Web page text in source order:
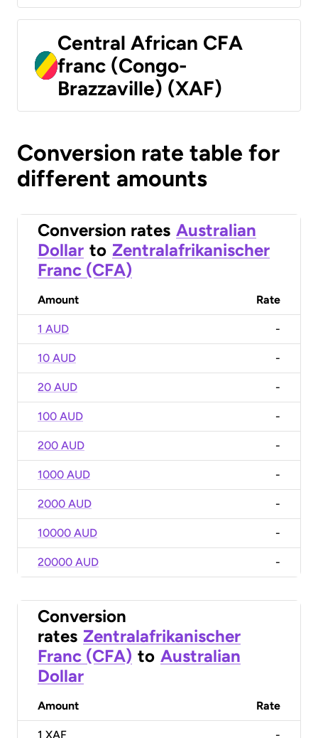
Central African CFA
franc (Congo-
Brazzaville) (XAF)
Conversion rate table for
different amounts
Conversion rates Australian
Dollar to Zentralafrikanischer
Franc (CFA)
Amount Rate
1 AUD -
10 AUD -
20 AUD -
100 AUD -
200 AUD -
1000 AUD -
2000 AUD -
10000 AUD -
20000 AUD -
Conversion
rates Zentralafrikanischer
Franc (CFA) to Australian
Dollar
Amount Rate
1 XAF -